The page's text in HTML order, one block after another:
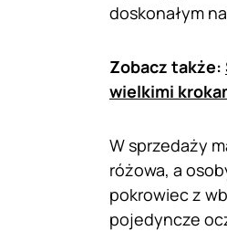
doskonałym
Zobacz także:
wielkimi
W sprzedaży
różowa, a
pokrowiec z
pojedyncze